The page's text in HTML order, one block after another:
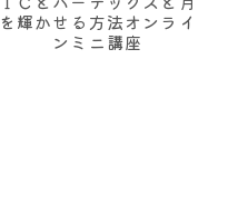
ＩＣとバーテックスと月
を輝かせる方法オンライ
ンミニ講座